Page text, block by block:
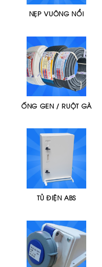
NẸP VUÔNG NỔI
ỐNG GEN / RUỘT GÀ
TỦ ĐIỆN ABS